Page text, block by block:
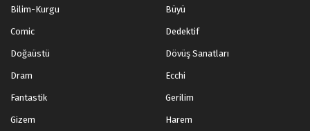
Bilim-Kurgu Büyü
Comic Dedektif
Doğaüstü Dövüş Sanatları
Dram Ecchi
Fantastik Gerilim
Gizem Harem